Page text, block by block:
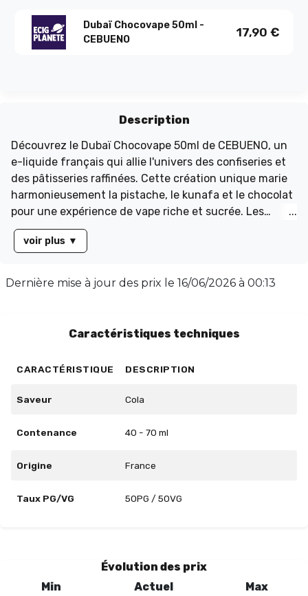
Dubaï Chocovape 50ml -
CEBUENO
17,90 €
Description
Découvrez le Dubaï Chocovape 50ml de CEBUENO, un
e-liquide français qui allie l'univers des confiseries et
des pâtisseries raffinées. Cette création unique marie
harmonieusement la pistache, le kunafa et le chocolat
pour une expérience de vape riche et sucrée. Les
arômes utilisés sont de qualité alimentaire, sans
diacétyle, parabène ni ambrox, garantissant une vape
boosters de nicotine selon vos préférences. Pensez à
authentique avec Dubaï Chocovape !
voir plus ▼
Dernière mise à jour des prix le 16/06/2026 à 00:13
Caractéristiques techniques
CARACTÉRISTIQUE DESCRIPTION
Saveur Cola
Contenance 40 - 70 ml
Origine France
Taux PG/VG 50PG / 50VG
Évolution des prix
Min
Actuel
Max